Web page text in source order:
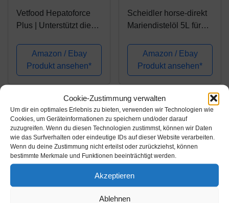
Cookie-Zustimmung verwalten
Um dir ein optimales Erlebnis zu bieten, verwenden wir Technologien wie
Cookies, um Geräteinformationen zu speichern und/oder darauf
zuzugreifen. Wenn du diesen Technologien zustimmst, können wir Daten
wie das Surfverhalten oder eindeutige IDs auf dieser Website verarbeiten.
Wenn du deine Zustimmung nicht erteilst oder zurückziehst, können
bestimmte Merkmale und Funktionen beeinträchtigt werden.
Akzeptieren
Ablehnen
Vetfood Hepatoforce
Plus | Unterstützt die
Katzen | 90 Kapseln
Amazon / Ebay
Produkt ansehen*
Scheidler horse-direkt
Mariendistelöl 5L für
Katzen – Natürliche
Nahrungsergänzung &
kaltgepresst – Reich an
Omega 6 und Vitamin
E
Amazon / Ebay
Produkt ansehen*
Amazon.de